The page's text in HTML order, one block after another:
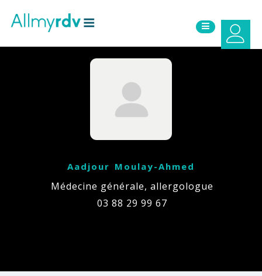
Aadjour Moulay-Ahmed
Médecine générale, allergologue
03 88 29 99 67